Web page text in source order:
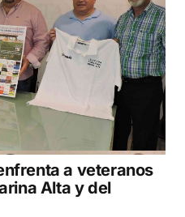
a veteranos
Alta y del